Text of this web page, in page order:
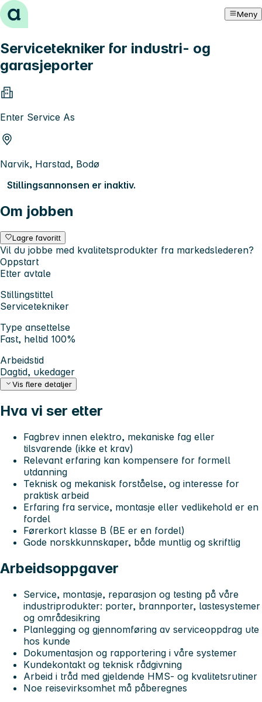
Hopp til innhold Meny
Servicetekniker for industri- og
garasjeporter
Enter Service As
Narvik, Harstad, Bodø
Stillingsannonsen er inaktiv.
Om jobben
Lagre favoritt
Vil du jobbe med kvalitetsprodukter fra markedslederen?
Oppstart
Etter avtale
Stillingstittel
Servicetekniker
Type ansettelse
Fast, heltid 100%
Arbeidstid
Dagtid, ukedager
Vis flere detaljer
Hva vi ser etter
Fagbrev innen elektro, mekaniske fag eller
tilsvarende (ikke et krav)
Relevant erfaring kan kompensere for formell
utdanning
Teknisk og mekanisk forståelse, og interesse for
praktisk arbeid
Erfaring fra service, montasje eller vedlikehold er en
fordel
Førerkort klasse B (BE er en fordel)
Gode norskkunnskaper, både muntlig og skriftlig
Arbeidsoppgaver
Service, montasje, reparasjon og testing på våre
industriprodukter: porter, brannporter, lastesystemer
og områdesikring
Planlegging og gjennomføring av serviceoppdrag ute
hos kunde
Dokumentasjon og rapportering i våre systemer
Kundekontakt og teknisk rådgivning
Arbeid i tråd med gjeldende HMS- og kvalitetsrutiner
Noe reisevirksomhet må påberegnes